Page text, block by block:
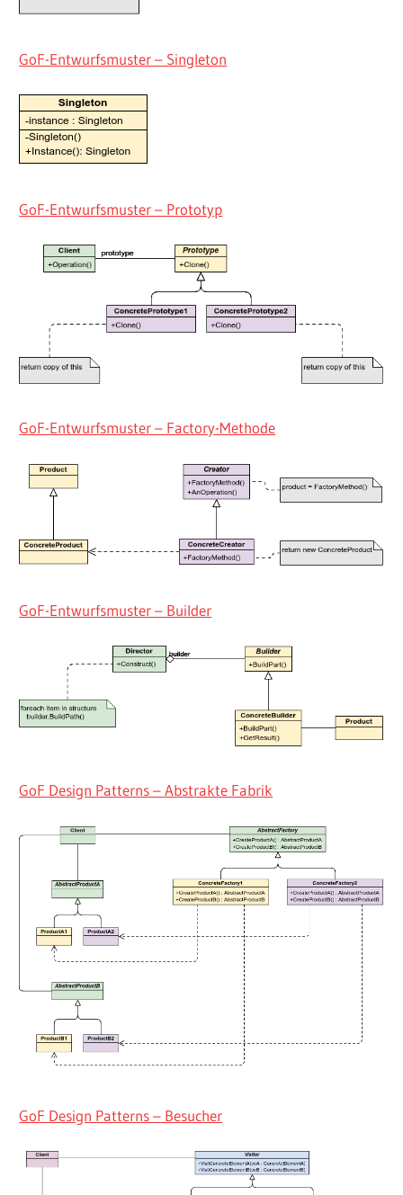
GoF-Entwurfsmuster – Singleton
GoF-Entwurfsmuster – Prototyp
GoF-Entwurfsmuster – Factory-Methode
GoF-Entwurfsmuster – Builder
GoF Design Patterns – Abstrakte Fabrik
GoF Design Patterns – Besucher